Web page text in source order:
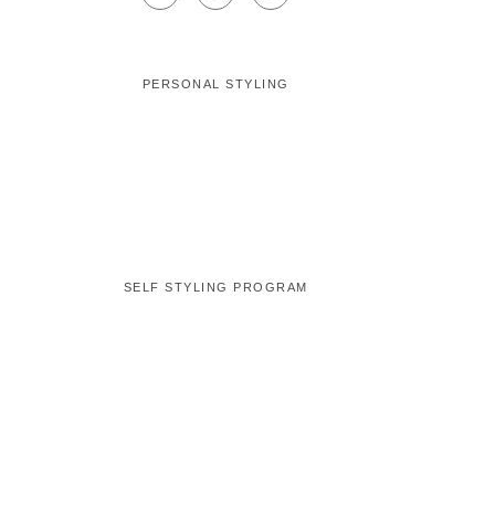
PERSONAL STYLING
SELF STYLING PROGRAM